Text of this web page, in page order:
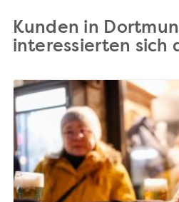
Kunden in
interessierten sich